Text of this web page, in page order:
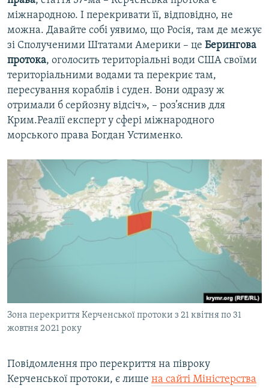
міжнародною. І перекривати її, відповідно, не
можна. Давайте собі уявимо, що Росія, там де межує
зі Сполученими Штатами Америки – це Берингова
протока, оголосить територіальні води США своїми
територіальними водами та перекриє там,
пересування кораблів і суден. Вони одразу ж
отримали б серйозну відсіч», – роз’яснив для
Крим.Реалії експерт у сфері міжнародного
морського права Богдан Устименко.
Зона перекриття Керченської протоки з 21 квітня по 31
жовтня 2021 року
Повідомлення про перекриття на півроку
Керченської протоки, є лише на сайті Міністерства